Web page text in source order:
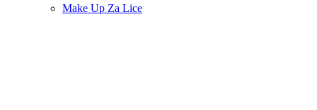
Make Up Za Lice